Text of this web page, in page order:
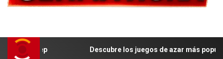
Descubre los juegos de azar más populares y cómo jugarles